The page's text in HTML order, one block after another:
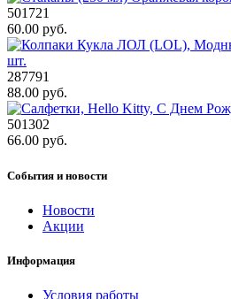
501721
60.00 руб.
287791
88.00 руб.
501302
66.00 руб.
События и новости
Новости
Акции
Информация
Условия работы